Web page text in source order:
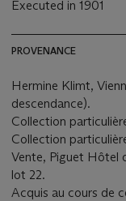
Executed in 1901
PROVENANCE
Hermine Klimt,
descendance).
Collection
Collection
Vente, Piguet Hôtel
lot 22.
Acquis au cours de